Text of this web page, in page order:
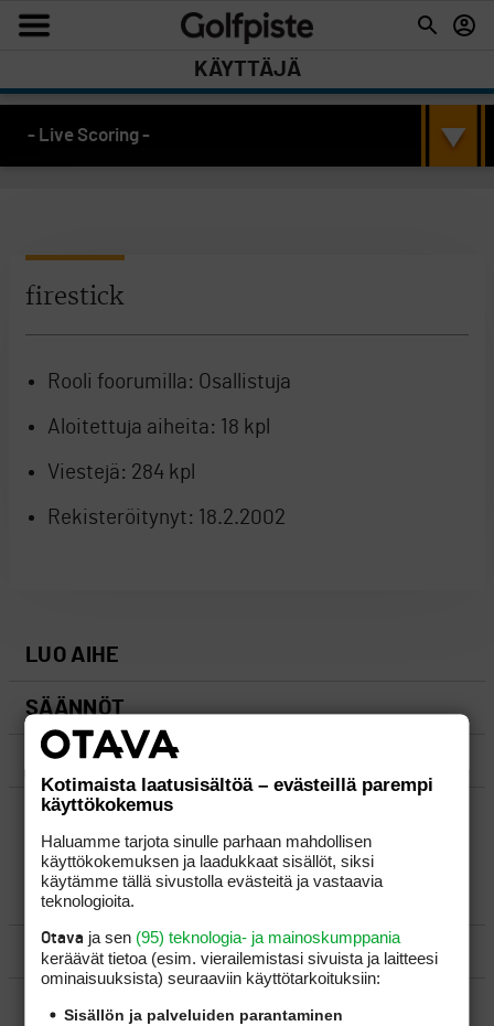
KÄYTTÄJÄ
- Live Scoring -
firestick
Rooli foorumilla: Osallistuja
Aloitettuja aiheita: 18 kpl
Viestejä: 284 kpl
Rekisteröitynyt: 18.2.2002
LUO AIHE
SÄÄNNÖT
OHJEET
UUSIMMAT VIESTIKETJUT
YLEISTÄ
VÄLINEET
MATKAILU
Kotimaista laatusisältöä – evästeillä parempi
käyttökokemus
Haluamme tarjota sinulle parhaan mahdollisen
käyttökokemuksen ja laadukkaat sisällöt, siksi
käytämme tällä sivustolla evästeitä ja vastaavia
teknologioita.
Otava ja sen (95) teknologia- ja mainoskumppania
keräävät tietoa (esim. vierailemis­tasi sivuista ja laitteesi
ominaisuuk­sista) seuraaviin käyttötarkoituksiin:
Sisällön ja palveluiden parantaminen